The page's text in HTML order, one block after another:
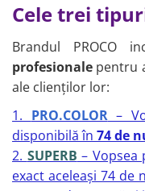
Placa de creponat parul
Placi de indreptat parul
Uscatoare de par | feonuri
Difuzor pentru uscator de
Accesorii coafor
Oglinzi
Piepteni
Bigudiuri
Ace de par
Thuya
Upgrade
XPS
Cele trei
Brandul PROCO
profesionale pentru
ale clienților lor:
1. PRO.COLOR–
disponibilă în 74 de
2. SUPERB – Vopsea
exact aceleași 74 de